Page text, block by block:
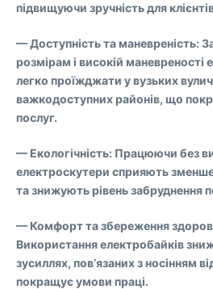
підвищуючи зручність для
— Доступність та маневреність:
розмірам і високій маневреності
легко проїжджати у вузьких
важкодоступних районів, що
послуг.
— Екологічність: Працюючи без
електроскутери сприяють
та знижують рівень забруднення
— Комфорт та збереження
Використання електробайків
зусиллях, пов’язаних з носінням
покращує умови праці.